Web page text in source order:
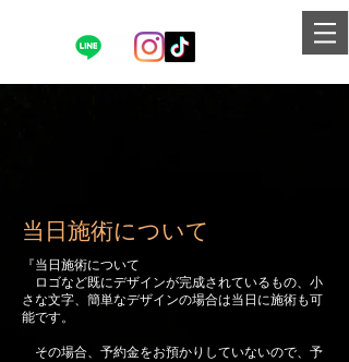
当日施術について
『当日施術について
ロゴなど既にデザインが完成されているもの、小
さな文字、簡単なデザインの場合は当日に施術も可
能です。
その場合、予約金をお預かりしていないので、予